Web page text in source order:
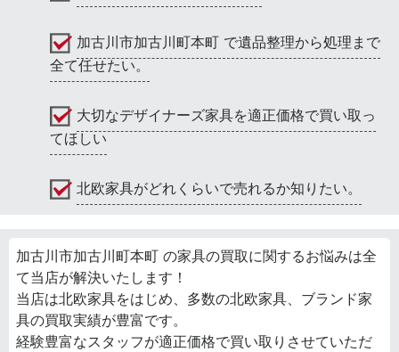
加古川市加古川町本町 で遺品整理から処理まで
全て任せたい。
大切なデザイナーズ家具を適正価格で買い取っ
てほしい
北欧家具がどれくらいで売れるか知りたい。
加古川市加古川町本町 の家具の買取に関するお悩みは全
て当店が解決いたします！
当店は北欧家具をはじめ、多数の北欧家具、ブランド家
具の買取実績が豊富です。
経験豊富なスタッフが適正価格で買い取りさせていただ